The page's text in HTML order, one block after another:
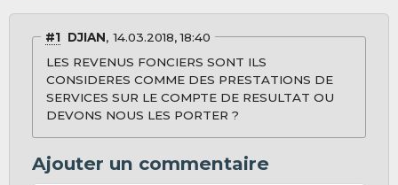
#1 DJIAN
14.03.2018, 18:40
LES REVENUS FONCIERS SONT ILS
CONSIDERES COMME DES PRESTATIONS DE
SERVICES SUR LE COMPTE DE RESULTAT OU
DEVONS NOUS LES PORTER ?
Ajouter un commentaire